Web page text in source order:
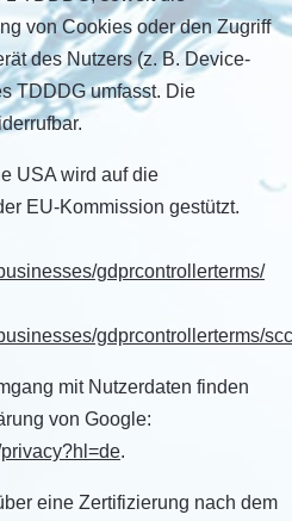
von Cookies oder den Zugriff
des Nutzers (z. B. Device-
TDDDG umfasst. Die
USA wird auf die
EU-Kommission gestützt.
gdprcontrollerterms/
gdprcontrollerterms/
mit Nutzerdaten finden
von Google:
.
eine Zertifizierung nach dem